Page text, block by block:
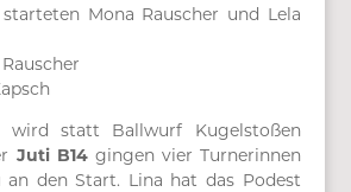
starteten Mona Rauscher und Lela
Rauscher
statt Ballwurf Kugelstoßen
Juti B14gingen vier Turnerinnen
an den Start. Lina hat das Podest